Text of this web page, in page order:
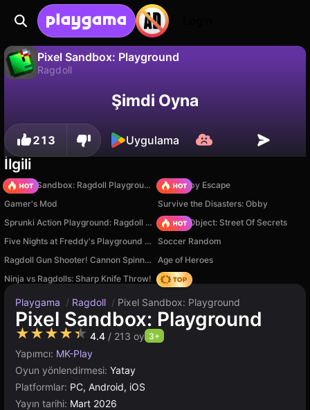
Pixel Sandbox: Playground
Ragdoll
İlerlemeyi kaydet! Hayır
Şimdi Oyna
213 Uygulama
İlgili
Sprunki Sandbox: Ragdoll Playground Mode
Your Obby Escape
Gamer's Mod
Survive the Disasters: Obby
Sprunki Action Playground: Ragdoll Sandbox Hidden Object: Street Of Secrets
Five Nights at Freddy's Playground Sandbox
Soccer Random
Ragdoll Gun Shooter! Cannon Spinner Playground
Age of Heroes
Ninja vs Ragdolls: Sharp Knife Throw!
Hedgies
Playgama / Ragdoll / Pixel Sandbox: Playground
Pixel Sandbox: Playground
★★★★★ 4.4 / 213 oy 3+
Yapımcı: MK-Play
Oyun yönlendirmesi: Yatay
Platformlar: PC, Android, iOS
Yayın tarihi: Mart 2026